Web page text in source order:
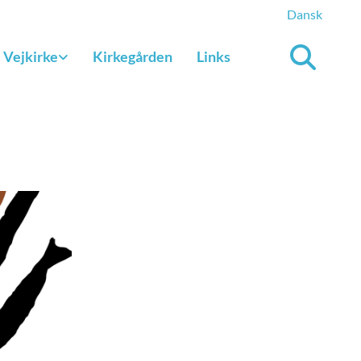
Dansk
Vejkirke Kirkegården Links